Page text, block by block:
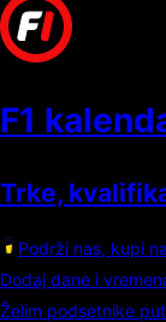
F1
Trke,
Podrži nas, kupi
Dodaj dane i
Želim podsetnike